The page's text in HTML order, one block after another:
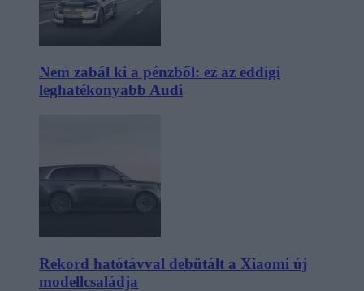
Nem zabál ki a pénzből: ez az eddigi
leghatékonyabb Audi
Rekord hatótávval debütált a Xiaomi új
modellcsaládja